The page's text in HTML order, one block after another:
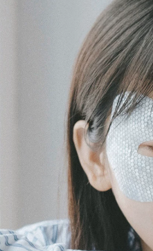
Gentian Brightening
Flagship Store chính
hãng mặt nạ giấy
Hội trường tự nhiên
đông máu Ice Mask
Mặt nạ chống oxy
Sửa chữa Hydrating
đêm Đàn ông và
Phụ nữ Chính hãng
innisfree trà xanh
552,000